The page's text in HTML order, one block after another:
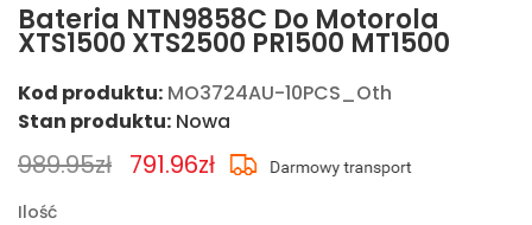
Bateria NTN9858C Do Motorola
XTS1500 XTS2500 PR1500 MT1500
Kod produktu: MO3724AU-10PCS_Oth
Stan produktu: Nowa
989.95zł 791.96zł
Ilość